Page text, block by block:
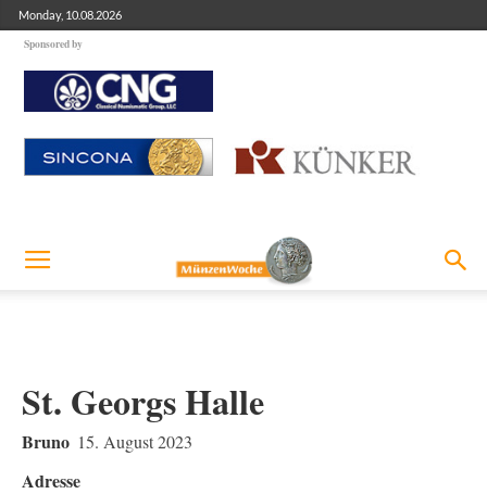
Monday, 10.08.2026
Sponsored by
St. Georgs Halle
Bruno 15. August 2023
Adresse